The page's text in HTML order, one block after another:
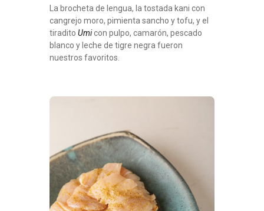
La brocheta de lengua, la tostada kani con
cangrejo moro, pimienta sancho y tofu, y el
tiradito Umicon pulpo, camarón, pescado
blanco y leche de tigre negra fueron
nuestros favoritos.